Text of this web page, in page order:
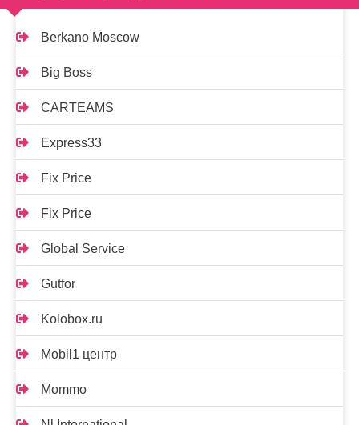
Berkano Moscow
Big Boss
CARTEAMS
Express33
Fix Price
Fix Price
Global Service
Gutfor
Kolobox.ru
Mobil1 центр
Mommo